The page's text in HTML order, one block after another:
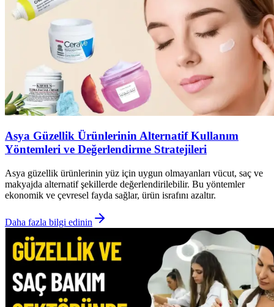
Asya Güzellik Ürünlerinin Alternatif Kullanım
Yöntemleri ve Değerlendirme Stratejileri
Asya güzellik ürünlerinin yüz için uygun olmayanları vücut, saç ve
makyajda alternatif şekillerde değerlendirilebilir. Bu yöntemler
ekonomik ve çevresel fayda sağlar, ürün israfını azaltır.
Daha fazla bilgi edinin